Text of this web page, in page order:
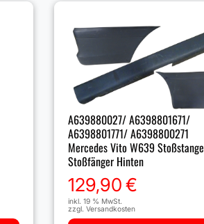
A639880027/ A6398801671/
A6398801771/ A6398800271
Mercedes Vito W639 Stoßstange
Stoßfänger Hinten
129,90€
inkl. 19 % MwSt.
zzgl. Versandkosten